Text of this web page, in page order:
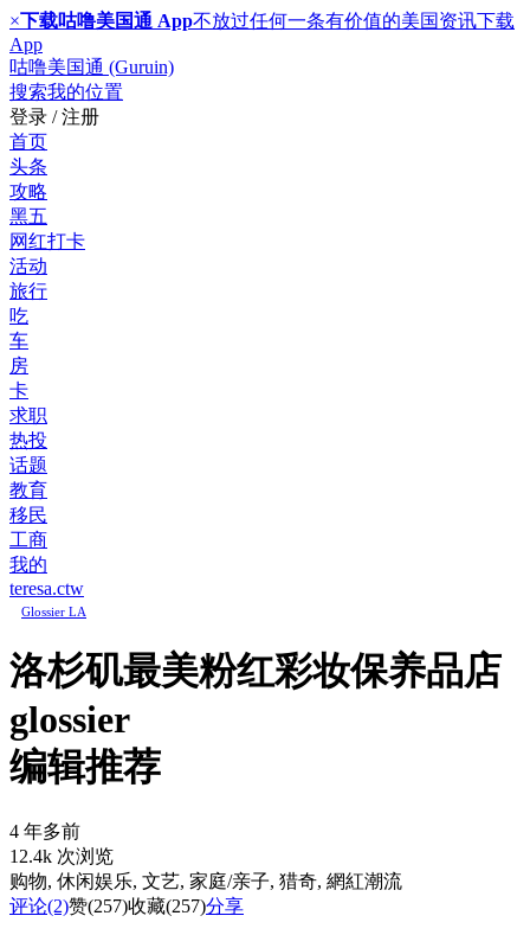
×下载咕噜美国通 App不放过任何一条有价值的美国资讯下载
App
咕噜美国通 (Guruin)
搜索我的位置
登录 / 注册
首页
头条
攻略
黑五
网红打卡
活动
旅行
吃
车
房
卡
求职
热投
话题
教育
移民
工商
我的
teresa.ctw
Glossier LA
洛杉矶最美粉红彩妆保养品店
glossier
编辑推荐
4 年多前
12.4k 次浏览
购物, 休闲娱乐, 文艺, 家庭/亲子, 猎奇, 網紅潮流
评论(2)赞(257)收藏(257)分享